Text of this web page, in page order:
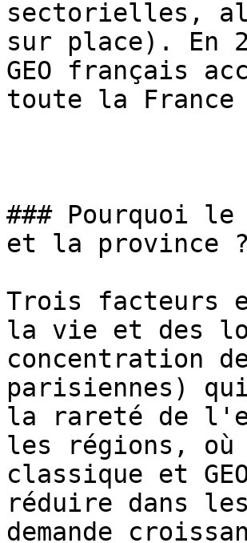
sectorielles,
sur place). En
GEO français
toute la
### Pourquoi
et la province ?
Trois facteurs
la vie et des
concentration
parisiennes)
la rareté de
les régions, où
classique et
réduire dans
demande